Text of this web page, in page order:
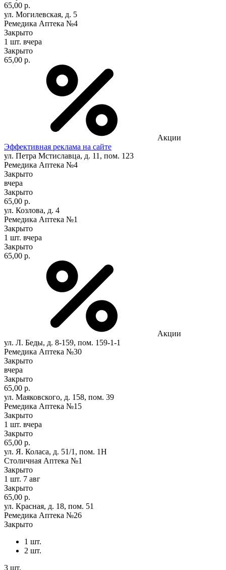
65,00 р.
ул. Могилевская, д. 5
Ремедика Аптека №4
Закрыто
1 шт. вчера
Закрыто
65,00 р.
Акции
Эффективная реклама на сайте
ул. Петра Мстиславца, д. 11, пом. 123
Ремедика Аптека №4
Закрыто
вчера
Закрыто
65,00 р.
ул. Козлова, д. 4
Ремедика Аптека №1
Закрыто
1 шт. вчера
Закрыто
65,00 р.
Акции
ул. Л. Беды, д. 8-159, пом. 159-1-1
Ремедика Аптека №30
Закрыто
вчера
Закрыто
65,00 р.
ул. Маяковского, д. 158, пом. 39
Ремедика Аптека №15
Закрыто
1 шт. вчера
Закрыто
65,00 р.
ул. Я. Коласа, д. 51/1, пом. 1Н
Столичная Аптека №1
Закрыто
1 шт. 7 авг
Закрыто
65,00 р.
ул. Красная, д. 18, пом. 51
Ремедика Аптека №26
Закрыто
1 шт.
2 шт.
3 шт.